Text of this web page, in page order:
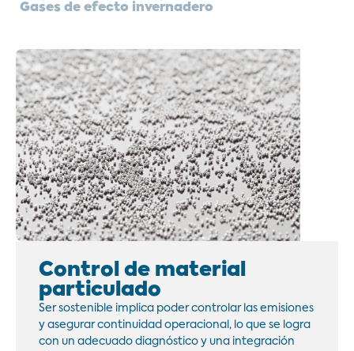
Gases de efecto invernadero
Control de material
particulado
Ser sostenible implica poder controlar las emisiones
y asegurar continuidad operacional, lo que se logra
con un adecuado diagnóstico y una integración